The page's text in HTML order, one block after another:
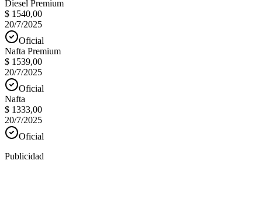
Diesel Premium
$ 1540,00
20/7/2025
Oficial
Nafta Premium
$ 1539,00
20/7/2025
Oficial
Nafta
$ 1333,00
20/7/2025
Oficial
Publicidad